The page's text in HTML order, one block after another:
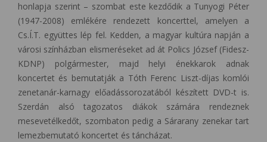
honlapja szerint – szombat este kezdődik a Tunyogi Péter
(1947-2008) emlékére rendezett koncerttel, amelyen a
Cs.Í.T. együttes lép fel. Kedden, a magyar kultúra napján a
városi színházban elismeréseket ad át Polics József (Fidesz-
KDNP) polgármester, majd helyi énekkarok adnak
koncertet és bemutatják a Tóth Ferenc Liszt-díjas komlói
zenetanár-karnagy előadássorozatából készített DVD-t is.
Szerdán alsó tagozatos diákok számára rendeznek
mesevetélkedőt, szombaton pedig a Sárarany zenekar tart
lemezbemutató koncertet és táncházat.